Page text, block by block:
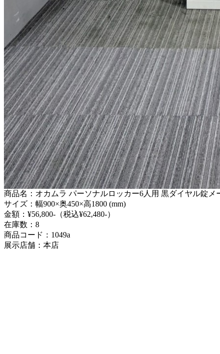
商品名：オカムラ パーソナルロッカー6人用 黒ダイヤル錠メ
サイズ：幅900×奥450×高1800 (mm)
金額：¥56,800-（税込¥62,480-）
在庫数：8
商品コード：1049a
展示店舗：本店